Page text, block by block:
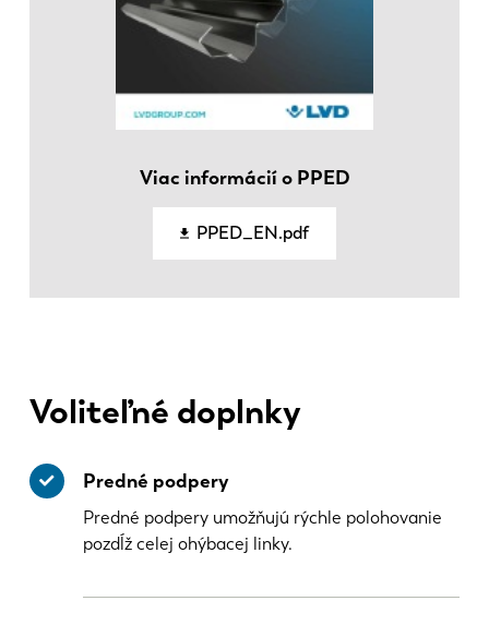
Viac informácií o PPED
PPED_EN.pdf
Voliteľné doplnky
Predné podpery
Predné podpery umožňujú rýchle polohovanie
pozdĺž celej ohýbacej linky.
IT
SK
KO CN